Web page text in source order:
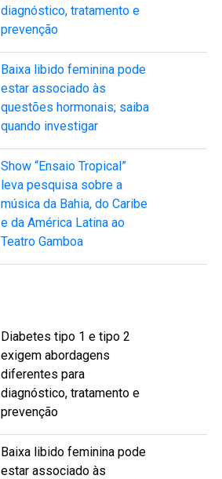
diagnóstico, tratamento e
prevenção
Baixa libido feminina pode
estar associado às
questões hormonais; saiba
quando investigar
Show “Ensaio Tropical”
leva pesquisa sobre a
música da Bahia, do Caribe
e da América Latina ao
Teatro Gamboa
Diabetes tipo 1 e tipo 2
exigem abordagens
diferentes para
diagnóstico, tratamento e
prevenção
Baixa libido feminina pode
estar associado às